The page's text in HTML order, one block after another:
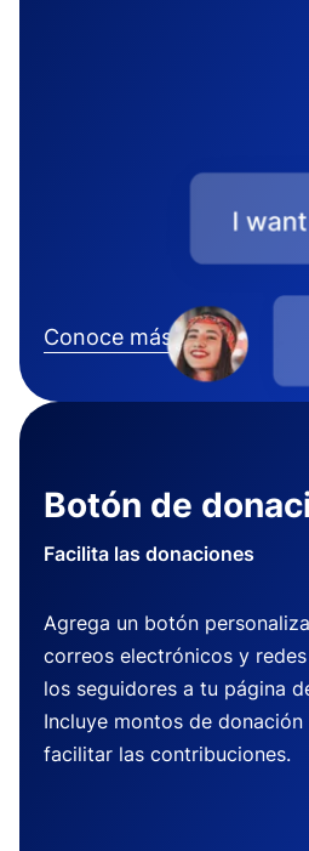
Conoce más
Botón de
Facilita las donaciones
Agrega un botón
correos electrónicos y
los seguidores a tu página
Incluye montos de
facilitar las contribuciones.